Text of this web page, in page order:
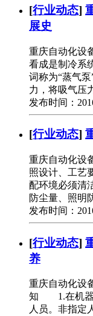
[行业动态]
展史
重庆自动化设
看成是制冷系
词称为“蒸气
力，将吸气压
发布时间：
[行业动态]
重庆自动化设
照设计、工艺
配环境必须清
防尘量、照明
发布时间：
[行业动态]
养
重庆自动化
知 1.在机器
人员。非指定